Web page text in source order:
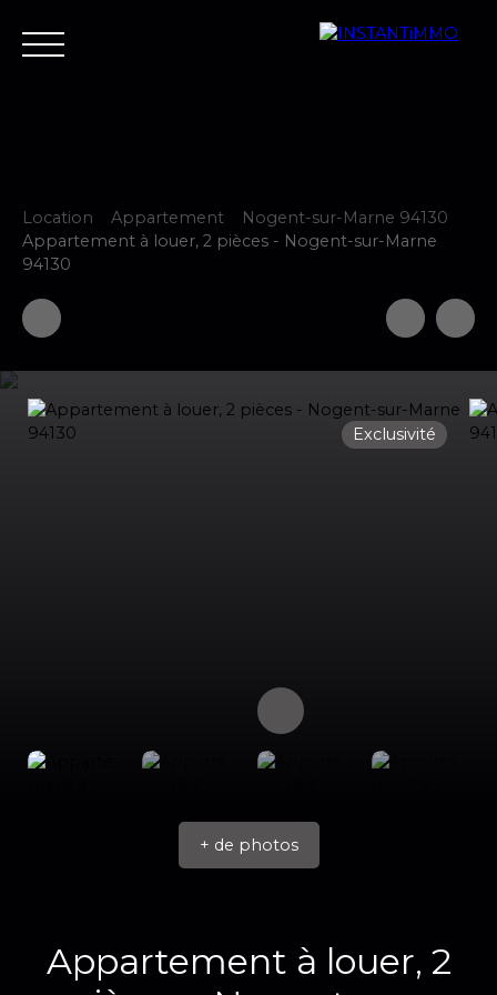
Accueil Estimer Vendre Acheter Neuf Louer
Location Appartement
Nogent-sur-Marne 94130
Appartement à louer, 2 pièces - Nogent-sur-Marne
94130
Exclusivité
+ de photos
Appartement à louer, 2